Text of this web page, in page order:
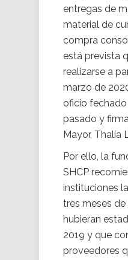
entregas de
material de
compra
está prevista
realizarse a
marzo de
oficio fechado
pasado y
Mayor, Thalía
Por ello, la
SHCP
instituciones
tres meses
hubieran
2019 y que
proveedores